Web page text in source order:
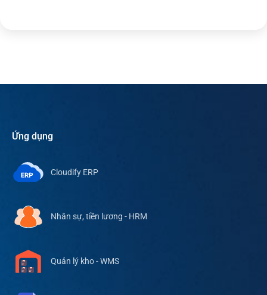
Ứng dụng
Cloudify ERP
Nhân sự, tiền lương - HRM
Quản lý kho - WMS